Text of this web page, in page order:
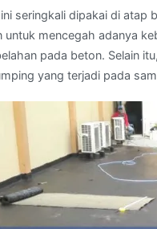
seringkali dipakai di atap
untuk mencegah adanya
pada beton. Selain
yang terjadi pada